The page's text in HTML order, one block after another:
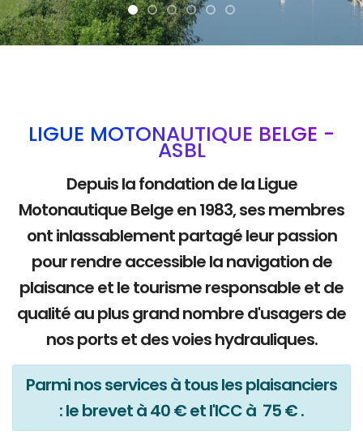
LIGUE MOTONAUTIQUE BELGE -
ASBL
Depuis la fondation de la Ligue
Motonautique Belge en 1983, ses membres
ont inlassablement partagé leur passion
pour rendre accessible la navigation de
plaisance et le tourisme responsable et de
qualité au plus grand nombre d'usagers de
nos ports et des voies hydrauliques.
Parmi nos services à tous les plaisanciers
: le brevet à 40 € et l'ICC à 75 € .